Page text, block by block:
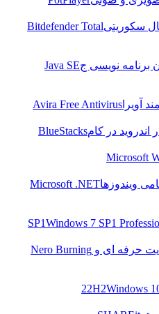
سکوریتیBitdefender Total
برنامه نویسی جJava SE
آویرا Avira Free Antivirus
اندروید در کامBlueStacks
ویندوزهاMicrosoft .NET
Windows 7 SP1
Nero Burning
Windows